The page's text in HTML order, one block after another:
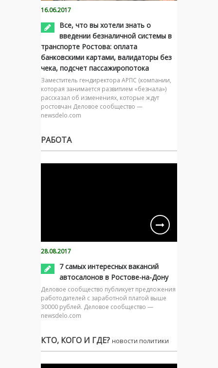
16.06.2017
Все, что вы хотели знать о
введении безналичной системы в
транспорте Ростова: оплата
банковскими картами, валидаторы без
чека, подсчет пассажиропотока
Заместитель гендиректора АРПС (компании,
которая занимается развитием «безнала»)
рассказал об изменениях, которые ждут
ростовчан Деловое сообщество —
newsdelo.com
РАБОТА
28.08.2017
7 самых интересных вакансий
автосалонов в Ростове-на-Дону
Деловое сообщество публикует предложения
работодателей с заработной платой выше
30000 рублей. Деловое сообщество —
newsdelo.com
КТО, КОГО И ГДЕ? новости политики